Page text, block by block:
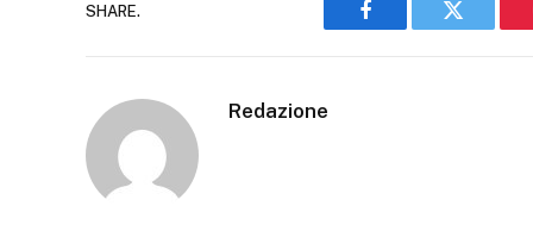
SHARE.
Facebook Twitter
Redazione